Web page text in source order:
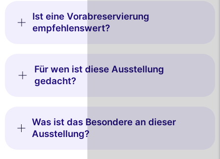
Ist eine Vorabreservierung
empfehlenswert?
Für wen ist diese Ausstellung
gedacht?
Was ist das Besondere an dieser
Ausstellung?